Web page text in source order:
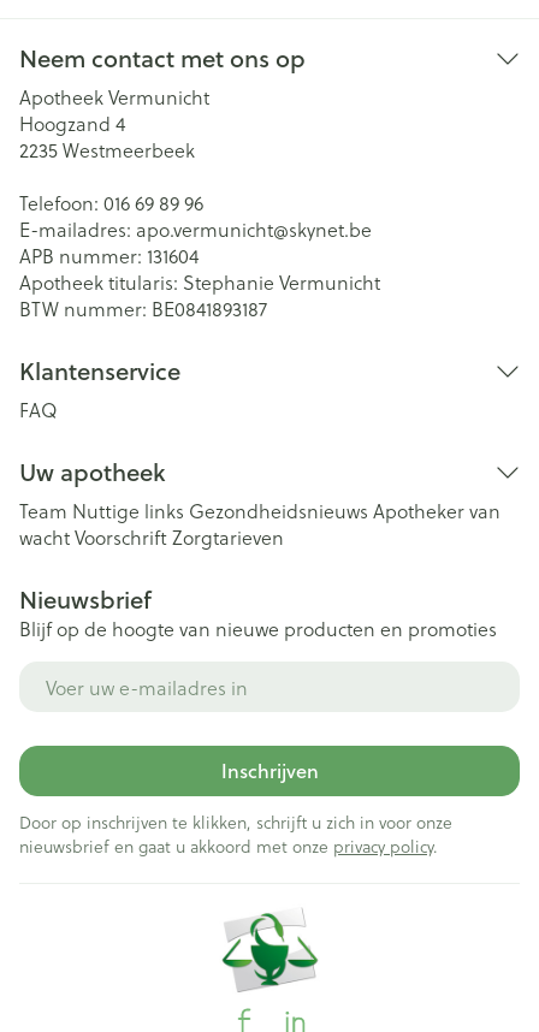
Neem contact met ons op
Apotheek Vermunicht
Hoogzand 4
2235Westmeerbeek
Telefoon: 016 69 89 96
E-mailadres: apo.vermunicht@skynet.be
APB nummer: 131604
Apotheek titularis: Stephanie Vermunicht
BTW nummer: BE0841893187
Klantenservice
FAQ
Uw apotheek
Team Nuttige links Gezondheidsnieuws Apotheker van
wachtVoorschriftZorgtarieven
Nieuwsbrief
Blijf op de hoogte van nieuwe producten en promoties
Inschrijven
Door op inschrijven te klikken, schrijft u zich in voor onze
nieuwsbrief en gaat u akkoord met onze privacy policy.